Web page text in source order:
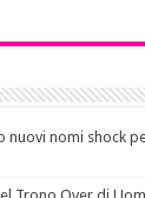
nuovi nomi shock